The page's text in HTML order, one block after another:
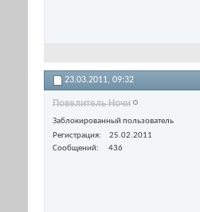
23.03.2011, 09:32
Пoвелитель Ночи
Заблокированный пользователь
Регистрация
25.02.2011
Сообщений
436